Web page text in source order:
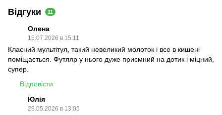
Відгуки 11
Олена
15.07.2026 в 15:11
Класний мультітул, такий невеликий молоток і все в кишені
поміщається. Футляр у нього дуже приємний на дотик і міцний,
супер.
Відповісти
Юлія
29.05.2026 в 13:05